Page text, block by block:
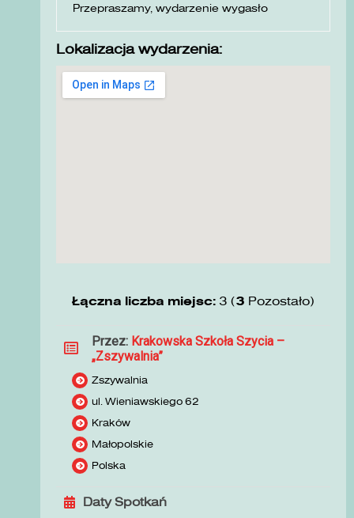
Przepraszamy, wydarzenie wygasło
Lokalizacja wydarzenia:
Łączna liczba miejsc: 3 (3 Pozostało)
Przez: Krakowska Szkoła Szycia –
„Zszywalnia”
Zszywalnia
ul. Wieniawskiego 62
Kraków
Małopolskie
Polska
Daty Spotkań